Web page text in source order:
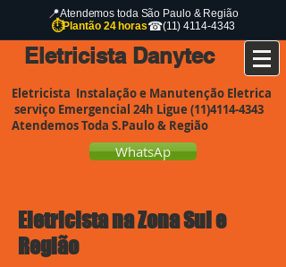
📍Atendemos toda São Paulo & Região
⏱Plantão 24 horas☎(11) 4114-4343
Danytec
Eletricista Instalação e Manutenção Eletrica
serviço Emergencial 24h Ligue (11)4114-4343
Atendemos Toda S.Paulo & Região
WhatsAp
Eletricista na Zona Sul e
Região